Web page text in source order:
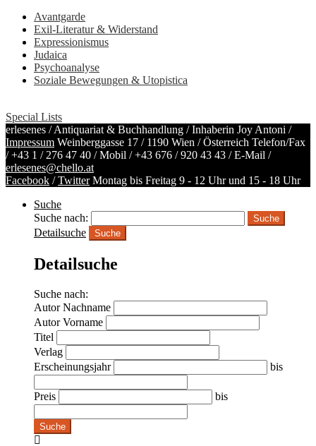
Avantgarde
Exil-Literatur & Widerstand
Expressionismus
Judaica
Psychoanalyse
Soziale Bewegungen & Utopistica
Special Lists
erlesenes / Antiquariat & Buchhandlung / Inhaberin Joy Antoni /
Impressum Weinberggasse 17 / 1190 Wien / Österreich Telefon/Fax
/+43 1 / 276 47 40 / Mobil /+43 676 / 920 43 43 / E-Mail /
erlesenes@chello.at
Facebook /Twitter Montag bis Freitag 9 - 12 Uhr und 15 - 18 Uhr
Suche
Suche nach:
Detailsuche
Suche
Detailsuche
Suche nach:
Autor Nachname
Autor Vorname
Titel
Verlag
Erscheinungsjahr
bis
Preis bis
Suche